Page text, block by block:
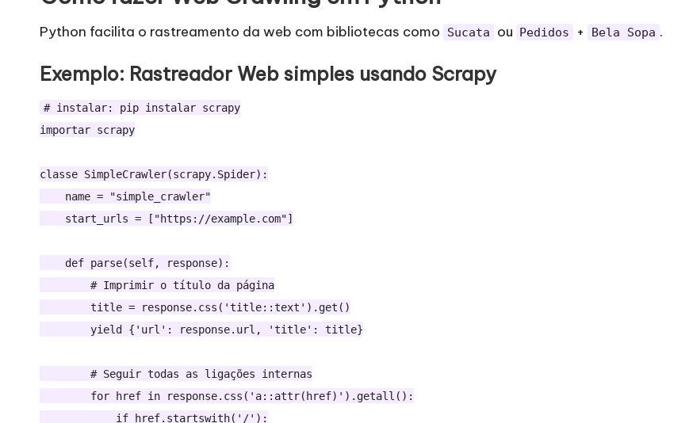
Python facilita o rastreamento da web com bibliotecas como Sucata ou Pedidos + Bela Sopa .
Exemplo: Rastreador Web simples usando Scrapy
# instalar: pip instalar scrapy
importar scrapy
classe SimpleCrawler(scrapy.Spider):
    name = "simple_crawler"
    start_urls = ["https://example.com"]
    def parse(self, response):
        # Imprimir o título da página
        title = response.css('title::text').get()
        yield {'url': response.url, 'title': title}
        # Seguir todas as ligações internas
        for href in response.css('a::attr(href)').getall():
            if href.startswith('/'):